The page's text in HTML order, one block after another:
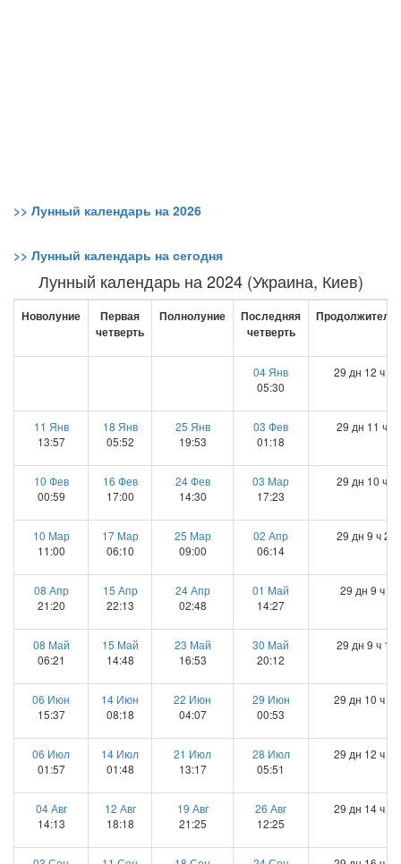
>> Лунный календарь на 2026
>> Лунный календарь на сегодня
Лунный календарь на 2024 (Украина, Киев)
Новолуние
Первая
четверть
Полнолуние
Последняя
четверть
04 Янв
05:30
29 дн 12 ч
11 Янв
13:57
18 Янв
05:52
25 Янв
19:53
03 Фев
01:18
29 дн 11 ч 2
10 Фев
00:59
16 Фев
17:00
24 Фев
14:30
03 Мар
17:23
29 дн 10 ч 1
10 Мар
11:00
17 Мар
06:10
25 Мар
09:00
02 Апр
06:14
29 дн 9 ч 20
08 Апр
21:20
15 Апр
22:13
24 Апр
02:48
01 Май
14:27
29 дн 9 ч 1
08 Май
06:21
15 Май
14:48
23 Май
16:53
30 Май
20:12
29 дн 9 ч 16
06 Июн
15:37
14 Июн
08:18
22 Июн
04:07
29 Июн
00:53
29 дн 10 ч
06 Июл
01:57
14 Июл
01:48
21 Июл
13:17
28 Июл
05:51
29 дн 12 ч
04 Авг
14:13
12 Авг
18:18
19 Авг
21:25
26 Авг
12:25
29 дн 14 ч